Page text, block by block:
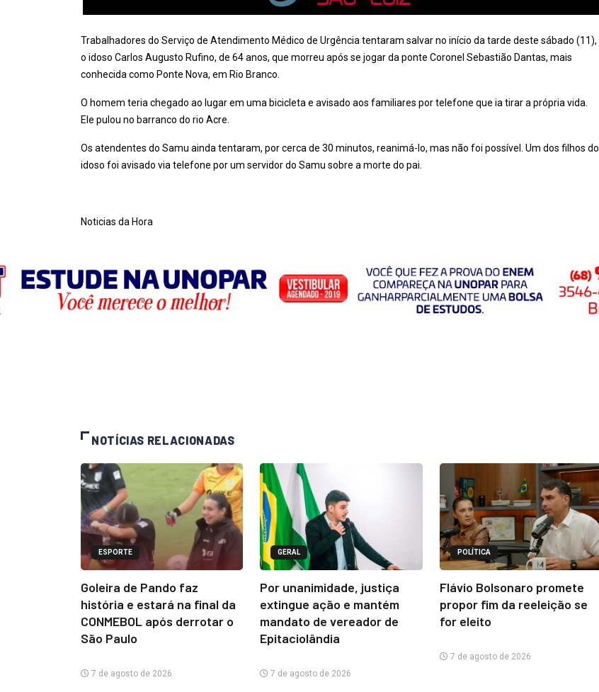
Trabalhadores do Serviço de Atendimento Médico de Urgência tentaram salvar no início da tarde deste sábado (11),
o idoso Carlos Augusto Rufino, de 64 anos, que morreu após se jogar da ponte Coronel Sebastião Dantas, mais
conhecida como Ponte Nova, em Rio Branco.
O homem teria chegado ao lugar em uma bicicleta e avisado aos familiares por telefone que ia tirar a própria vida.
Ele pulou no barranco do rio Acre.
Os atendentes do Samu ainda tentaram, por cerca de 30 minutos, reanimá-lo, mas não foi possível. Um dos filhos do
idoso foi avisado via telefone por um servidor do Samu sobre a morte do pai.
Noticias da Hora
NOTÍCIAS RELACIONADAS
ESPORTE
Goleira de Pando faz
história e estará na final da
CONMEBOL após derrotar o
São Paulo
7 de agosto de 2026
GERAL
Por unanimidade, justiça
extingue ação e mantém
mandato de vereador de
Epitaciolândia
7 de agosto de 2026
POLÍTICA
Flávio Bolsonaro promete
propor fim da reeleição se
for eleito
7 de agosto de 2026